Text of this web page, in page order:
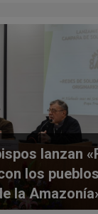
lanzan
los pueblos
la